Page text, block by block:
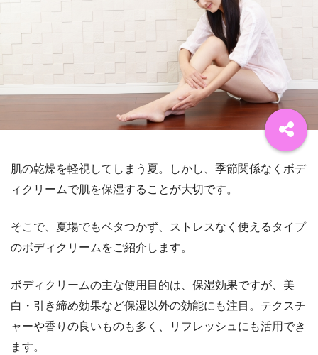
肌の乾燥を軽視してしまう夏。しかし、季節関係なくボデ
ィクリームで肌を保湿することが大切です。
そこで、夏場でもベタつかず、ストレスなく使えるタイプ
のボディクリームをご紹介します。
ボディクリームの主な使用目的は、保湿効果ですが、美
白・引き締め効果など保湿以外の効能にも注目。テクスチ
ャーや香りの良いものも多く、リフレッシュにも活用でき
ます。